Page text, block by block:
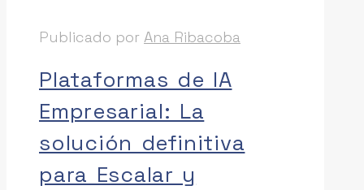
Publicado por Ana Ribacoba
Plataformas de IA
Empresarial: La
solución definitiva
para Escalar y